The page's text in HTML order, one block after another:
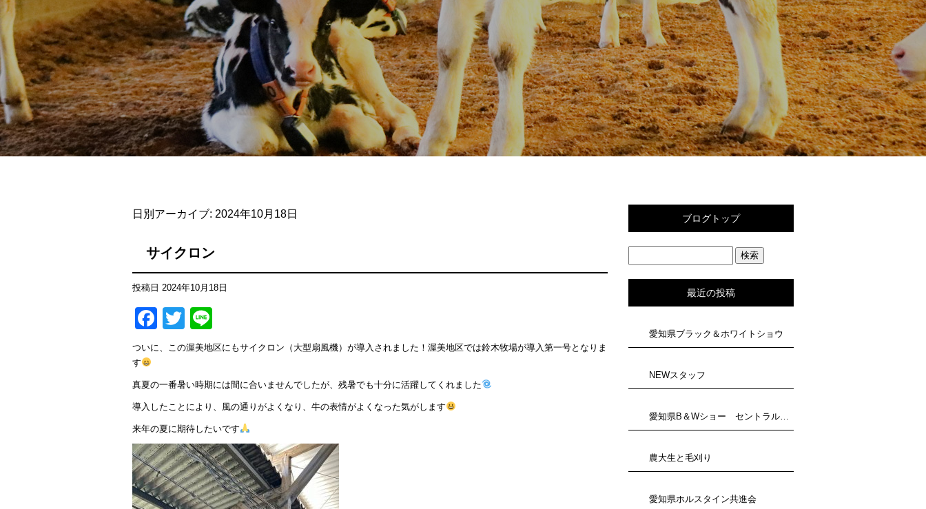
日別アーカイブ: 2024年10月18日
サイクロン
投稿日 2024年10月18日
Facebook
Twitter
ついに、この渥美地区にもサイクロン（大型扇風機）が導入されました！渥美地区では鈴木牧場が導入第一号となりま
す
真夏の一番暑い時期には間に合いませんでしたが、残暑でも十分に活躍してくれました
導入したことにより、風の通りがよくなり、牛の表情がよくなった気がします
来年の夏に期待したいです
ブログトップ
最近の投稿
愛知県ブラック＆ホワイトショウ
NEWスタッフ
愛知県B＆Wショー セントラルジャパン
農大生と毛刈り
愛知県ホルスタイン共進会